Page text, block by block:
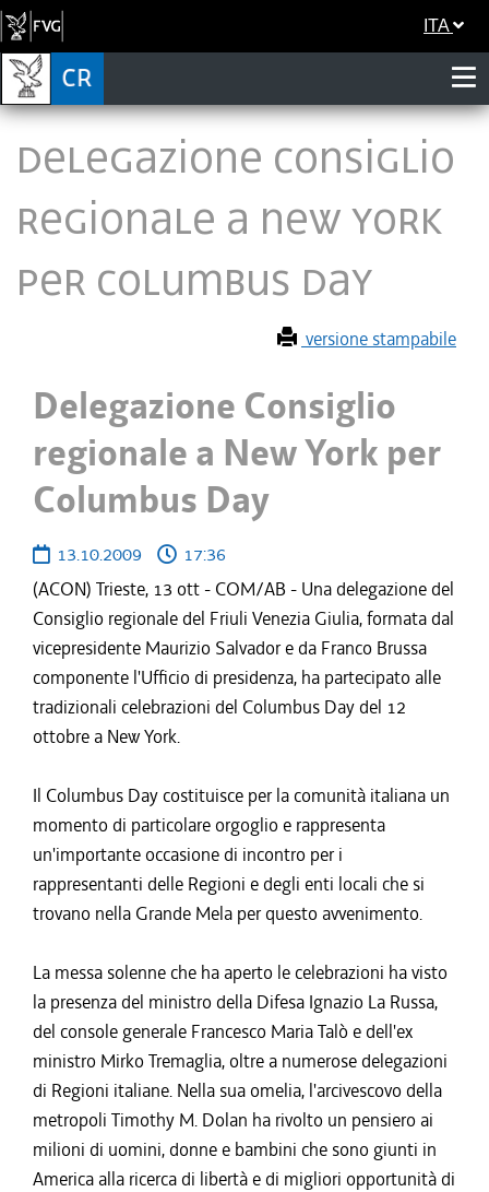
ITA
Delegazione Consiglio
regionale a New York
per Columbus Day
versione stampabile
Delegazione Consiglio
regionale a New York per
Columbus Day
13.10.2009
17:36
(ACON) Trieste, 13 ott - COM/AB - Una delegazione del
Consiglio regionale del Friuli Venezia Giulia, formata dal
vicepresidente Maurizio Salvador e da Franco Brussa
componente l'Ufficio di presidenza, ha partecipato alle
tradizionali celebrazioni del Columbus Day del 12
ottobre a New York.
Il Columbus Day costituisce per la comunità italiana un
momento di particolare orgoglio e rappresenta
un'importante occasione di incontro per i
rappresentanti delle Regioni e degli enti locali che si
trovano nella Grande Mela per questo avvenimento.
La messa solenne che ha aperto le celebrazioni ha visto
la presenza del ministro della Difesa Ignazio La Russa,
del console generale Francesco Maria Talò e dell'ex
ministro Mirko Tremaglia, oltre a numerose delegazioni
di Regioni italiane. Nella sua omelia, l'arcivescovo della
metropoli Timothy M. Dolan ha rivolto un pensiero ai
milioni di uomini, donne e bambini che sono giunti in
America alla ricerca di libertà e di migliori opportunità di